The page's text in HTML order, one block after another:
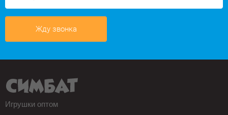
Жду звонка
Игрушки оптом